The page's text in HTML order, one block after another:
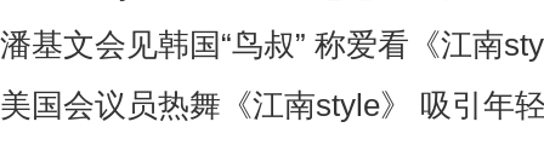
潘基文会见韩国“鸟叔” 称爱看《江南
美国会议员热舞《江南style》 吸引年